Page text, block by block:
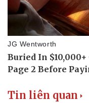
Tin liên quan